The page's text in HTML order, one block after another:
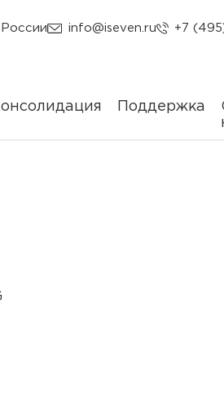
info@iseven.ru +7
Поддержка